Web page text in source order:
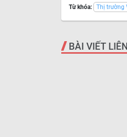
Từ khóa: Thị trường
BÀI VIẾT